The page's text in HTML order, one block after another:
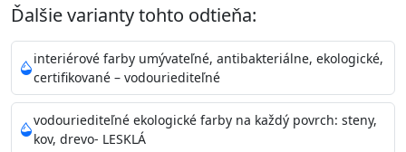
Je interiérová protiplesňová farba s iónmi
Vďaka svojmu špeciálnemu zloženiu
znižuje (o 99,9%) množstvo baktérií na povrchu náteru.
Preto jevhodná na nátery priestor s
vysokými nárokmi na hygienickú čistotu ako sú
nemocnice, pôrodnice, operačné
sály, potravinárske priestory, detské izby, školy,
Ďalšie varianty tohto odtieňa:
interiérové farby umývateľné, antibakteriálne, ekologické,
certifikované – vodouriediteľné
vodouriediteľné ekologické farby na každý povrch: steny,
kov, drevo- LESKLÁ